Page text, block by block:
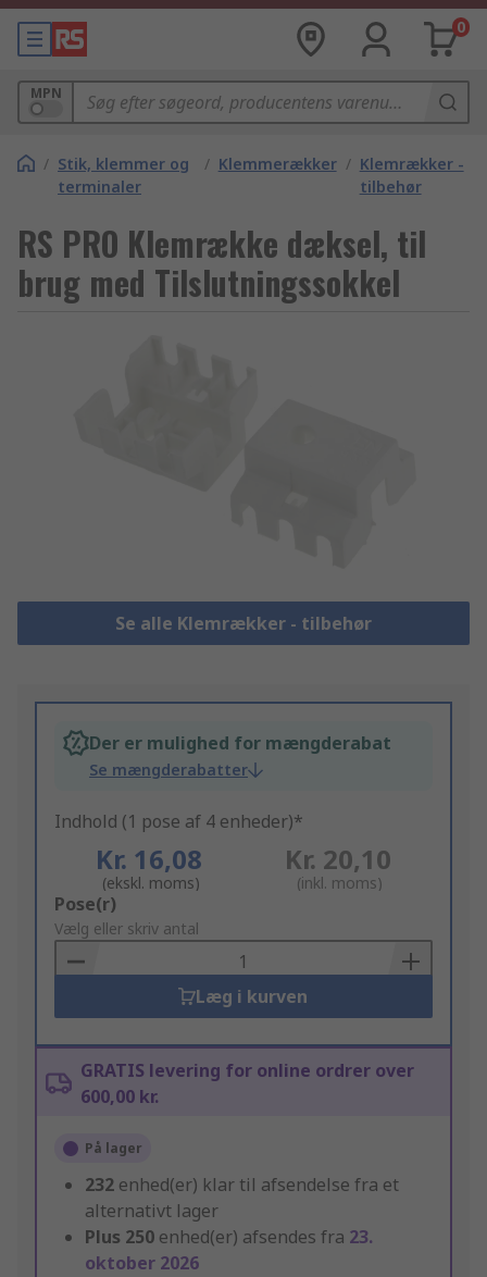
0
MPN
/ Stik, klemmer og
terminaler
/ Klemmerækker / Klemrækker -
tilbehør
RS PRO Klemrække dæksel, til
brug med Tilslutningssokkel
Se alle Klemrækker - tilbehør
Der er mulighed for mængderabat
Se mængderabatter
Indhold (1 pose af 4 enheder)*
Kr. 16,08
(ekskl. moms)
Kr. 20,10
(inkl. moms)
Add
to
Basket
Pose(r)
Vælg eller skriv antal
Læg i kurven
GRATIS levering for online ordrer over
600,00 kr.
På lager
232 enhed(er) klar til afsendelse fra et
alternativt lager
Plus 250 enhed(er) afsendes fra 23.
oktober 2026